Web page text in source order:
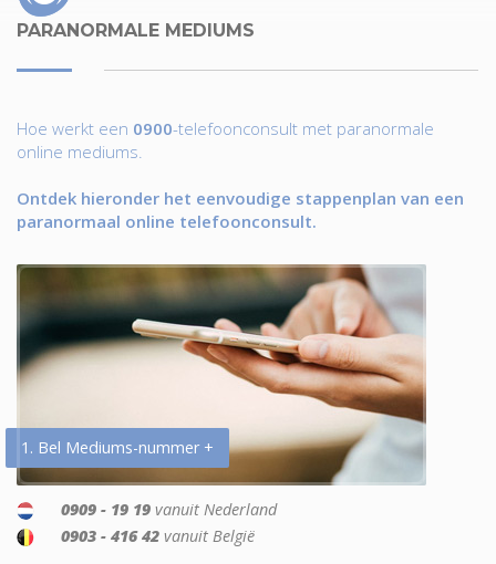
PARANORMALE MEDIUMS
Hoe werkt een 0900-telefoonconsult met paranormale
online mediums.
Ontdek hieronder het eenvoudige stappenplan van een
paranormaal online telefoonconsult.
1. Bel Mediums-nummer +
0909 - 19 19 vanuit Nederland
0903 - 416 42 vanuit België